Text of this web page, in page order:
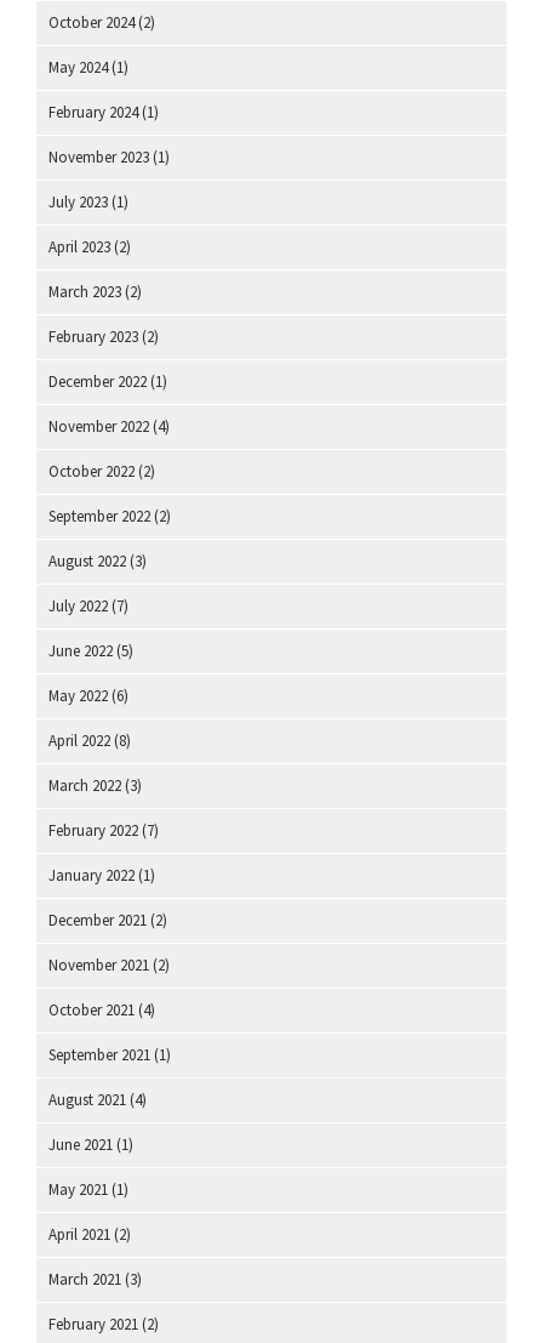
October 2024(2)
May 2024(1)
February 2024(1)
November 2023 (1)
July 2023 (1)
April 2023 (2)
March 2023 (2)
February 2023 (2)
December 2022 (1)
November 2022 (4)
October 2022 (2)
September 2022 (2)
August 2022 (3)
July 2022 (7)
June 2022 (5)
May 2022 (6)
April 2022 (8)
March 2022 (3)
February 2022 (7)
January 2022 (1)
December 2021 (2)
November 2021 (2)
October 2021 (4)
September 2021 (1)
August 2021 (4)
June 2021 (1)
May 2021 (1)
April 2021 (2)
March 2021 (3)
February 2021 (2)